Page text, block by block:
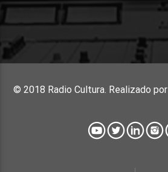
© 2018 Radio Cultura. Realizado por